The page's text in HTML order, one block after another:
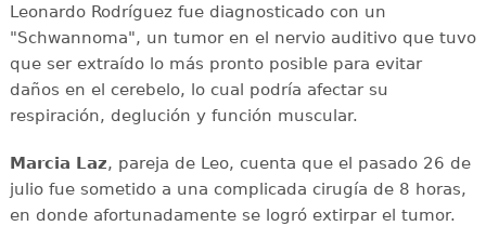
Leonardo Rodríguez fue diagnosticado con un
"Schwannoma", un tumor en el nervio auditivo que tuvo
que ser extraído lo más pronto posible para evitar
daños en el cerebelo, lo cual podría afectar su
respiración, deglución y función muscular.
Marcia Laz, pareja de Leo, cuenta que el pasado 26 de
julio fue sometido a una complicada cirugía de 8 horas,
en donde afortunadamente se logró extirpar el tumor.